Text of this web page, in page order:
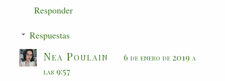
Responder
Respuestas
Nea Poulain
6 de enero de 2019 a
las 9:57